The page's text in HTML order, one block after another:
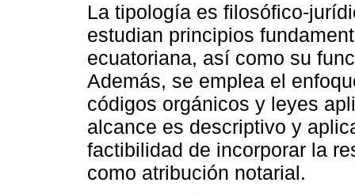
La tipología es filosófico-
estudian principios
ecuatoriana, así como su
Además, se emplea el
códigos orgánicos y leyes
alcance es descriptivo y
factibilidad de incorporar la
como atribución notarial.